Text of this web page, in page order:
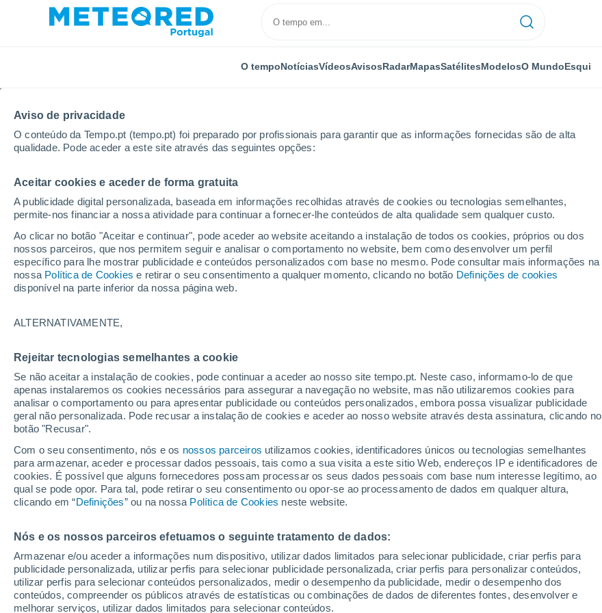
Aviso de privacidade
O conteúdo da Tempo.pt (tempo.pt) foi preparado por profissionais para garantir que as informações fornecidas são de alta
qualidade. Pode aceder a este site através das seguintes opções:
Aceitar cookies e aceder de forma gratuita
A publicidade digital personalizada, baseada em informações recolhidas através de cookies ou tecnologias semelhantes,
permite-nos financiar a nossa atividade para continuar a fornecer-lhe conteúdos de alta qualidade sem qualquer custo.
Ao clicar no botão "Aceitar e continuar", pode aceder ao website aceitando a instalação de todos os cookies, próprios ou dos
nossos parceiros, que nos permitem seguir e analisar o comportamento no website, bem como desenvolver um perfil
específico para lhe mostrar publicidade e conteúdos personalizados com base no mesmo. Pode consultar mais informações na
nossa Política de Cookies e retirar o seu consentimento a qualquer momento, clicando no botão Definições de cookies
disponível na parte inferior da nossa página web.
ALTERNATIVAMENTE,
Rejeitar tecnologias semelhantes a cookie
Se não aceitar a instalação de cookies, pode continuar a aceder ao nosso site tempo.pt. Neste caso, informamo-lo de que
apenas instalaremos os cookies necessários para assegurar a navegação no website, mas não utilizaremos cookies para
analisar o comportamento ou para apresentar publicidade ou conteúdos personalizados, embora possa visualizar publicidade
geral não personalizada. Pode recusar a instalação de cookies e aceder ao nosso website através desta assinatura, clicando no
botão "Recusar".
Com o seu consentimento, nós e os nossos parceiros utilizamos cookies, identificadores únicos ou tecnologias semelhantes
para armazenar, aceder e processar dados pessoais, tais como a sua visita a este sitio Web, endereços IP e identificadores de
cookies. É possível que alguns fornecedores possam processar os seus dados pessoais com base num interesse legítimo, ao
qual se pode opor. Para tal, pode retirar o seu consentimento ou opor-se ao processamento de dados em qualquer altura,
clicando em “Definições” ou na nossa Política de Cookies neste website.
Nós e os nossos parceiros efetuamos o seguinte tratamento de dados:
Armazenar e/ou aceder a informações num dispositivo, utilizar dados limitados para selecionar publicidade, criar perfis para
publicidade personalizada, utilizar perfis para selecionar publicidade personalizada, criar perfis para personalizar conteúdos,
utilizar perfis para selecionar conteúdos personalizados, medir o desempenho da publicidade, medir o desempenho dos
conteúdos, compreender os públicos através de estatísticas ou combinações de dados de diferentes fontes, desenvolver e
melhorar serviços, utilizar dados limitados para selecionar conteúdos.
O tempoNotíciasVídeosAvisosRadarMapasSatélitesModelosO MundoEsqui
Início Modelos Modelos Equador - ECMWF América do Sul - Lat(-25..-50)
Modelos de previsão numérica (NWP)
PRES. | V > 10 |
NEB. | PREC. 6H |
PRECIPITAÇÃO
ACUMULADA
NEVE
ACUMULADA
TEMPERATURA
GEOP. 850 HPA |
GEOP. 500 HPA |
PRES. | TEMP.
VENTO 10M |
Equador
ECMWF América do Sul -
Lat(+10..-30)
ECMWF América do Sul -
GFS América do Sul -
Lat(+10..-30)
GFS América do Sul -